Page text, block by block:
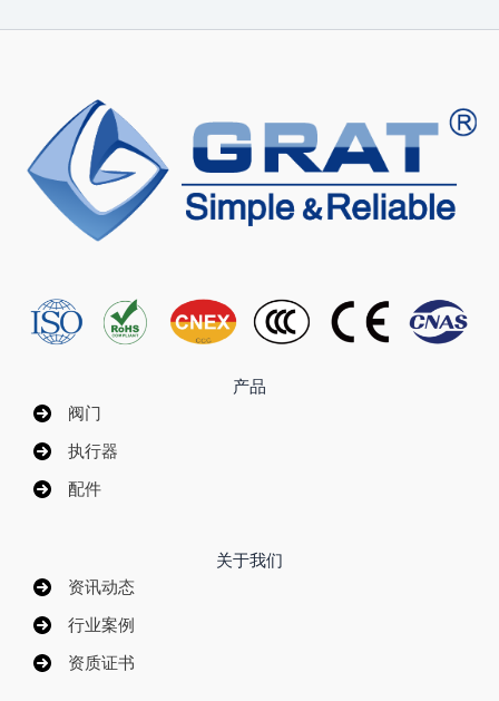
产品
阀门
执行器
配件
关于我们
资讯动态
行业案例
资质证书